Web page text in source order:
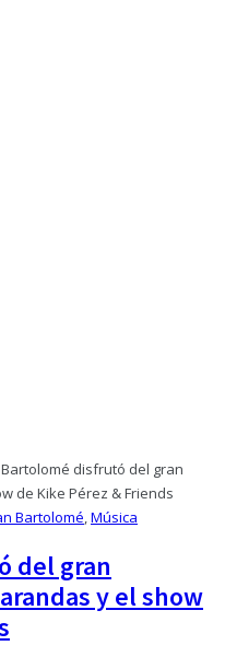
disfrutó del gran
de Kike Pérez & Friends
Bartolomé,Música
del gran
y el show